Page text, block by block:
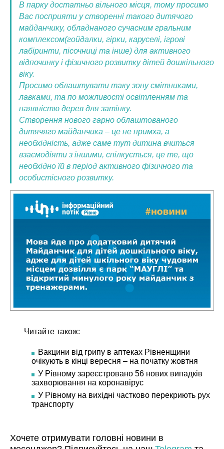
В парку достатньо вільного місця, тому просимо
Вас посприяти у створенні такого дитячого
майданчику, обладнаного сучасним гральним
комплексом(гойдалки, гірки, каруселі, ігрові
лабіринти, пісочниці та інше) для активного
відпочинку і фізичного розвитку дітей дошкільного
віку.
Просимо облаштувати таку зону смітниками,
лавками, та по можливості освітленням та
наявністю дерев для затінку.
Створення нового гарно облаштованого
дитячяго майданчика – це не примха, а
необхідність, адже саме тут дитина вчиться
взаємодіяти з іншими, спілкується, це те, що
необхідно їй в період активного фізичного та
особистісного розвитку.
Читайте також:
Вакцини від грипу в аптеках Рівненщини
очікують в кінці вересня – на початку жовтня
У Рівному зареєстровано 56 нових випадків
захворювання на коронавірус
У Рівному на вихідні частково перекриють рух
транспорту
Хочете отримувати головні новини в